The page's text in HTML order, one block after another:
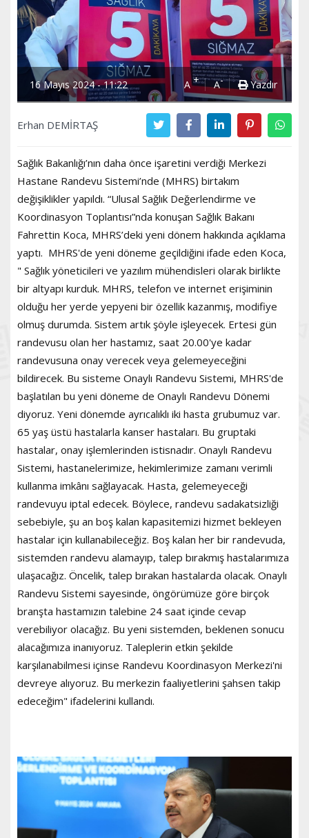
16 Mayıs 2024 - 11:22 A+ A- Yazdır
Erhan DEMİRTAŞ
Sağlık Bakanlığı’nın daha önce işaretini verdiği Merkezi
Hastane Randevu Sistemi’nde (MHRS) birtakım
değişiklikler yapıldı. “Ulusal Sağlık Değerlendirme ve
Koordinasyon Toplantısı”nda konuşan Sağlık Bakanı
Fahrettin Koca, MHRS’deki yeni dönem hakkında açıklama
yaptı. MHRS'de yeni döneme geçildiğini ifade eden Koca,
" Sağlık yöneticileri ve yazılım mühendisleri olarak birlikte
bir altyapı kurduk. MHRS, telefon ve internet erişiminin
olduğu her yerde yepyeni bir özellik kazanmış, modifiye
olmuş durumda. Sistem artık şöyle işleyecek. Ertesi gün
randevusu olan her hastamız, saat 20.00'ye kadar
randevusuna onay verecek veya gelemeyeceğini
bildirecek. Bu sisteme Onaylı Randevu Sistemi, MHRS'de
başlatılan bu yeni döneme de Onaylı Randevu Dönemi
diyoruz. Yeni dönemde ayrıcalıklı iki hasta grubumuz var.
65 yaş üstü hastalarla kanser hastaları. Bu gruptaki
hastalar, onay işlemlerinden istisnadır. Onaylı Randevu
Sistemi, hastanelerimize, hekimlerimize zamanı verimli
kullanma imkânı sağlayacak. Hasta, gelemeyeceği
randevuyu iptal edecek. Böylece, randevu sadakatsizliği
sebebiyle, şu an boş kalan kapasitemizi hizmet bekleyen
hastalar için kullanabileceğiz. Boş kalan her bir randevuda,
sistemden randevu alamayıp, talep bırakmış hastalarımıza
ulaşacağız. Öncelik, talep bırakan hastalarda olacak. Onaylı
Randevu Sistemi sayesinde, öngörümüze göre birçok
branşta hastamızın talebine 24 saat içinde cevap
verebiliyor olacağız. Bu yeni sistemden, beklenen sonucu
alacağımıza inanıyoruz. Taleplerin etkin şekilde
karşılanabilmesi içinse Randevu Koordinasyon Merkezi'ni
devreye alıyoruz. Bu merkezin faaliyetlerini şahsen takip
edeceğim" ifadelerini kullandı.